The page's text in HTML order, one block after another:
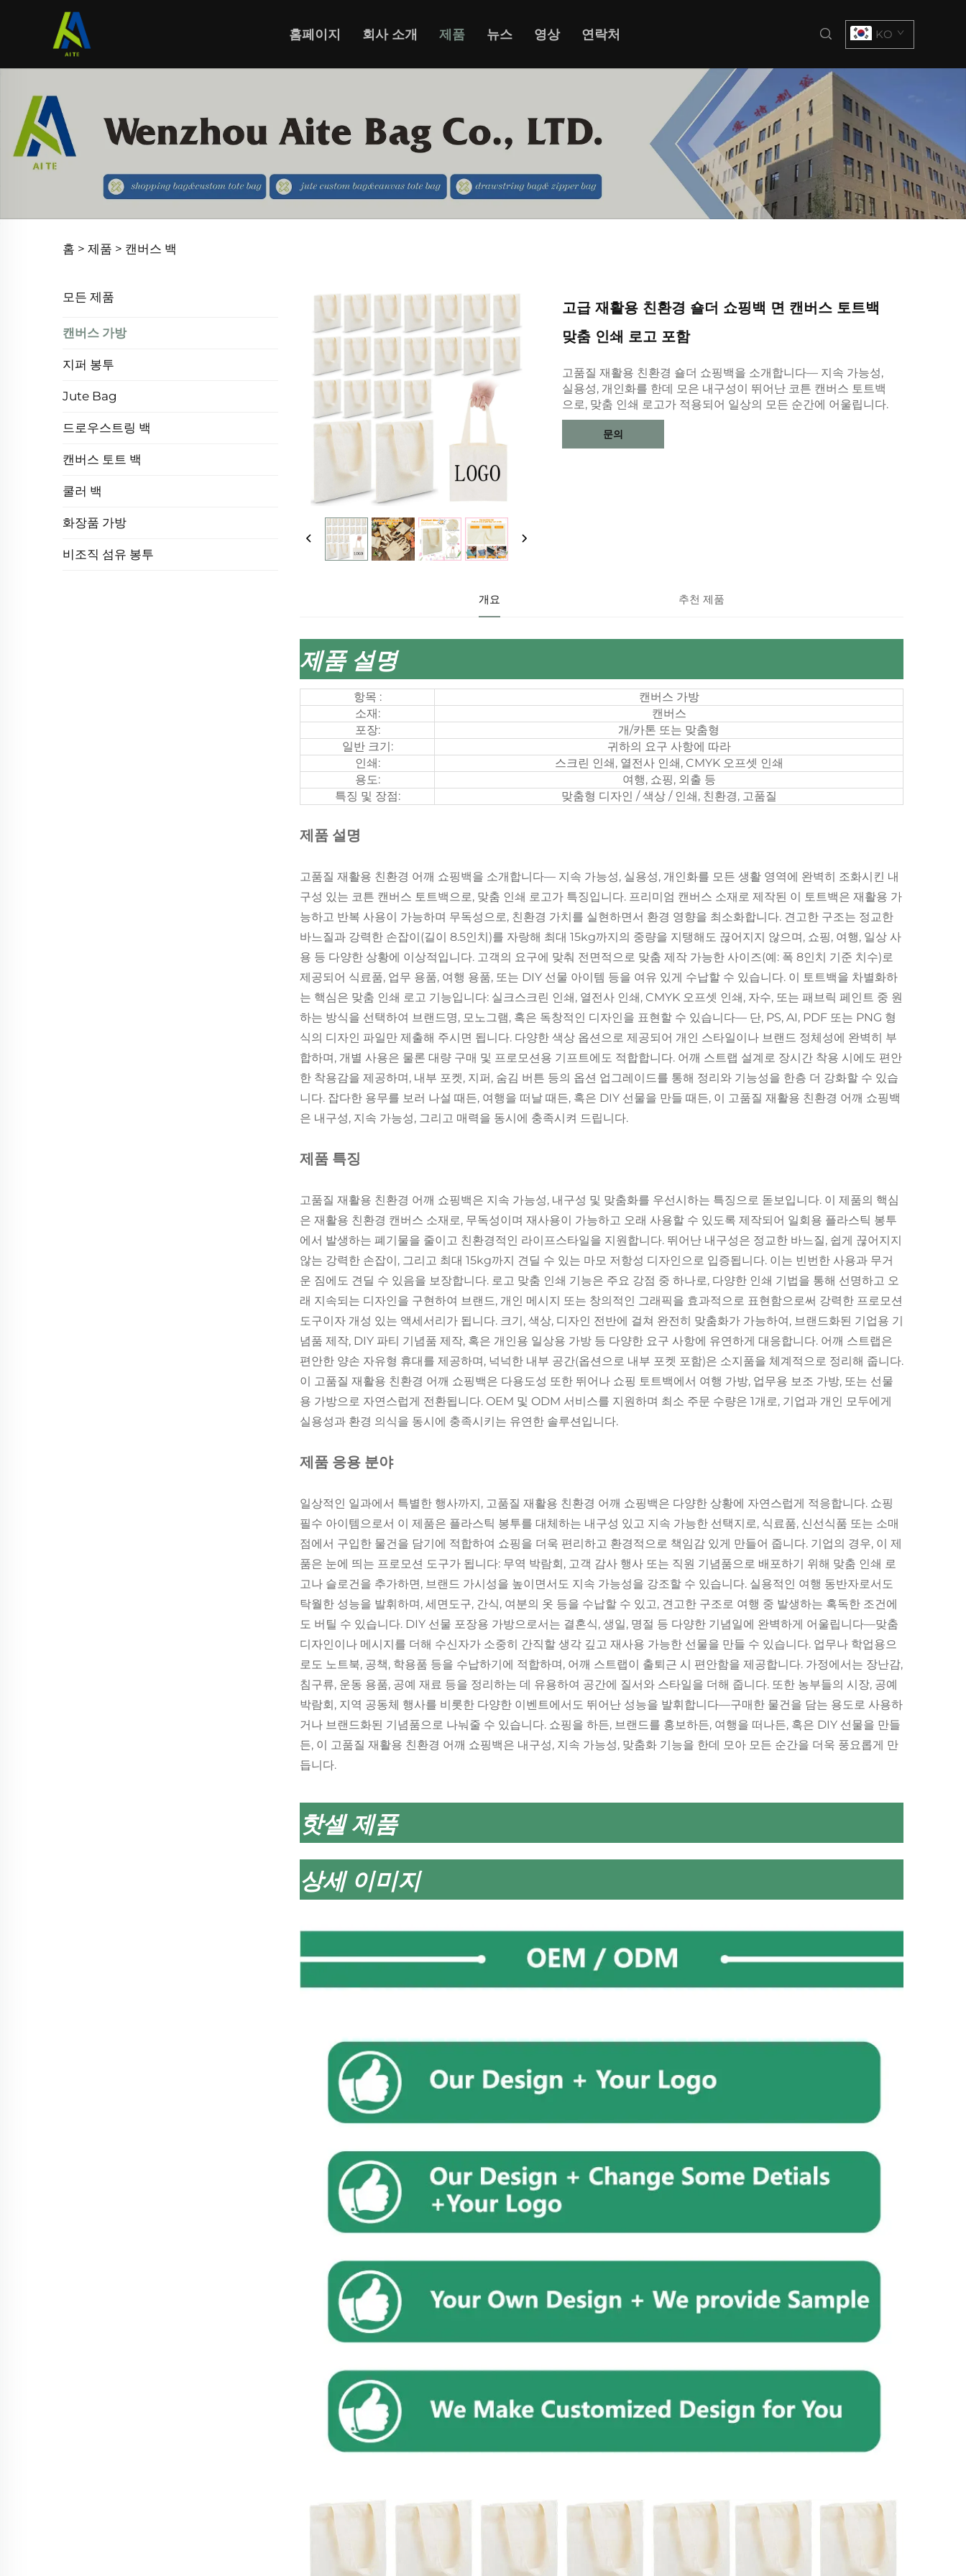
홈페이지 회사 소개 제품 뉴스 영상 연락처 KO
홈 > 제품 > 캔버스 백
모든 제품
캔버스 가방
지퍼 봉투
Jute Bag
드로우스트링 백
캔버스 토트 백
쿨러 백
화장품 가방
비조직 섬유 봉투
고급 재활용 친환경 숄더 쇼핑백 면 캔버스 토트백
맞춤 인쇄 로고 포함
고품질 재활용 친환경 숄더 쇼핑백을 소개합니다— 지속 가능성,
실용성, 개인화를 한데 모은 내구성이 뛰어난 코튼 캔버스 토트백
으로, 맞춤 인쇄 로고가 적용되어 일상의 모든 순간에 어울립니다.
문의
개요 추천 제품
제품 설명
항목 :
캔버스 가방
소재:
캔버스
포장:
개/카톤 또는 맞춤형
일반 크기:
귀하의 요구 사항에 따라
인쇄:
스크린 인쇄, 열전사 인쇄, CMYK 오프셋 인쇄
용도:
여행, 쇼핑, 외출 등
특징 및 장점:
맞춤형 디자인 / 색상 / 인쇄, 친환경, 고품질
제품 설명
고품질 재활용 친환경 어깨 쇼핑백을 소개합니다— 지속 가능성, 실용성, 개인화를 모든 생활 영역에 완벽히 조화시킨 내
구성 있는 코튼 캔버스 토트백으로, 맞춤 인쇄 로고가 특징입니다. 프리미엄 캔버스 소재로 제작된 이 토트백은 재활용 가
능하고 반복 사용이 가능하며 무독성으로, 친환경 가치를 실현하면서 환경 영향을 최소화합니다. 견고한 구조는 정교한
바느질과 강력한 손잡이(길이 8.5인치)를 자랑해 최대 15kg까지의 중량을 지탱해도 끊어지지 않으며, 쇼핑, 여행, 일상 사
용 등 다양한 상황에 이상적입니다. 고객의 요구에 맞춰 전면적으로 맞춤 제작 가능한 사이즈(예: 폭 8인치 기준 치수)로
제공되어 식료품, 업무 용품, 여행 용품, 또는 DIY 선물 아이템 등을 여유 있게 수납할 수 있습니다. 이 토트백을 차별화하
는 핵심은 맞춤 인쇄 로고 기능입니다: 실크스크린 인쇄, 열전사 인쇄, CMYK 오프셋 인쇄, 자수, 또는 패브릭 페인트 중 원
하는 방식을 선택하여 브랜드명, 모노그램, 혹은 독창적인 디자인을 표현할 수 있습니다— 단, PS, AI, PDF 또는 PNG 형
식의 디자인 파일만 제출해 주시면 됩니다. 다양한 색상 옵션으로 제공되어 개인 스타일이나 브랜드 정체성에 완벽히 부
합하며, 개별 사용은 물론 대량 구매 및 프로모션용 기프트에도 적합합니다. 어깨 스트랩 설계로 장시간 착용 시에도 편안
한 착용감을 제공하며, 내부 포켓, 지퍼, 숨김 버튼 등의 옵션 업그레이드를 통해 정리와 기능성을 한층 더 강화할 수 있습
니다. 잡다한 용무를 보러 나설 때든, 여행을 떠날 때든, 혹은 DIY 선물을 만들 때든, 이 고품질 재활용 친환경 어깨 쇼핑백
은 내구성, 지속 가능성, 그리고 매력을 동시에 충족시켜 드립니다.
제품 특징
고품질 재활용 친환경 어깨 쇼핑백은 지속 가능성, 내구성 및 맞춤화를 우선시하는 특징으로 돋보입니다. 이 제품의 핵심
은 재활용 친환경 캔버스 소재로, 무독성이며 재사용이 가능하고 오래 사용할 수 있도록 제작되어 일회용 플라스틱 봉투
에서 발생하는 폐기물을 줄이고 친환경적인 라이프스타일을 지원합니다. 뛰어난 내구성은 정교한 바느질, 쉽게 끊어지지
않는 강력한 손잡이, 그리고 최대 15kg까지 견딜 수 있는 마모 저항성 디자인으로 입증됩니다. 이는 빈번한 사용과 무거
운 짐에도 견딜 수 있음을 보장합니다. 로고 맞춤 인쇄 기능은 주요 강점 중 하나로, 다양한 인쇄 기법을 통해 선명하고 오
래 지속되는 디자인을 구현하여 브랜드, 개인 메시지 또는 창의적인 그래픽을 효과적으로 표현함으로써 강력한 프로모션
도구이자 개성 있는 액세서리가 됩니다. 크기, 색상, 디자인 전반에 걸쳐 완전히 맞춤화가 가능하여, 브랜드화된 기업용 기
념품 제작, DIY 파티 기념품 제작, 혹은 개인용 일상용 가방 등 다양한 요구 사항에 유연하게 대응합니다. 어깨 스트랩은
편안한 양손 자유형 휴대를 제공하며, 넉넉한 내부 공간(옵션으로 내부 포켓 포함)은 소지품을 체계적으로 정리해 줍니다.
이 고품질 재활용 친환경 어깨 쇼핑백은 다용도성 또한 뛰어나 쇼핑 토트백에서 여행 가방, 업무용 보조 가방, 또는 선물
용 가방으로 자연스럽게 전환됩니다. OEM 및 ODM 서비스를 지원하며 최소 주문 수량은 1개로, 기업과 개인 모두에게
실용성과 환경 의식을 동시에 충족시키는 유연한 솔루션입니다.
제품 응용 분야
일상적인 일과에서 특별한 행사까지, 고품질 재활용 친환경 어깨 쇼핑백은 다양한 상황에 자연스럽게 적응합니다. 쇼핑
필수 아이템으로서 이 제품은 플라스틱 봉투를 대체하는 내구성 있고 지속 가능한 선택지로, 식료품, 신선식품 또는 소매
점에서 구입한 물건을 담기에 적합하여 쇼핑을 더욱 편리하고 환경적으로 책임감 있게 만들어 줍니다. 기업의 경우, 이 제
품은 눈에 띄는 프로모션 도구가 됩니다: 무역 박람회, 고객 감사 행사 또는 직원 기념품으로 배포하기 위해 맞춤 인쇄 로
고나 슬로건을 추가하면, 브랜드 가시성을 높이면서도 지속 가능성을 강조할 수 있습니다. 실용적인 여행 동반자로서도
탁월한 성능을 발휘하며, 세면도구, 간식, 여분의 옷 등을 수납할 수 있고, 견고한 구조로 여행 중 발생하는 혹독한 조건에
도 버틸 수 있습니다. DIY 선물 포장용 가방으로서는 결혼식, 생일, 명절 등 다양한 기념일에 완벽하게 어울립니다—맞춤
디자인이나 메시지를 더해 수신자가 소중히 간직할 생각 깊고 재사용 가능한 선물을 만들 수 있습니다. 업무나 학업용으
로도 노트북, 공책, 학용품 등을 수납하기에 적합하며, 어깨 스트랩이 출퇴근 시 편안함을 제공합니다. 가정에서는 장난감,
침구류, 운동 용품, 공예 재료 등을 정리하는 데 유용하여 공간에 질서와 스타일을 더해 줍니다. 또한 농부들의 시장, 공예
박람회, 지역 공동체 행사를 비롯한 다양한 이벤트에서도 뛰어난 성능을 발휘합니다—구매한 물건을 담는 용도로 사용하
거나 브랜드화된 기념품으로 나눠줄 수 있습니다. 쇼핑을 하든, 브랜드를 홍보하든, 여행을 떠나든, 혹은 DIY 선물을 만들
든, 이 고품질 재활용 친환경 어깨 쇼핑백은 내구성, 지속 가능성, 맞춤화 기능을 한데 모아 모든 순간을 더욱 풍요롭게 만
듭니다.
핫셀 제품
상세 이미지